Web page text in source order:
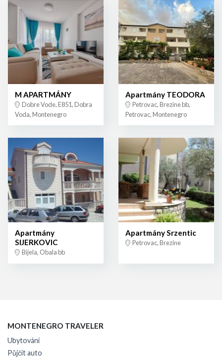
M APARTMÁNY
Dobre Vode, E851, Dobra
Voda, Montenegro
Apartmány TEODORA
Petrovac, Brezine bb,
Petrovac, Montenegro
Apartmány
SIJERKOVIC
Bijela, Obala bb
Apartmány Srzentic
Petrovac, Brezine
MONTENEGRO TRAVELER
Ubytování
Půjčit auto